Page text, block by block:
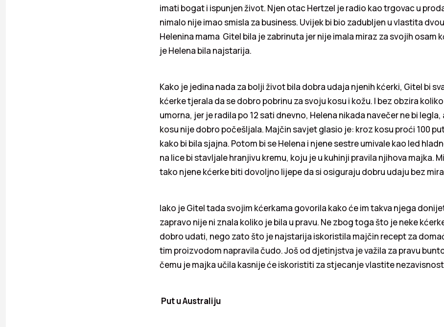
imati bogat i ispunjen život. Njen otac Hertzel je radio kao trgovac u
nimalo nije imao smisla za business. Uvijek bi bio zadubljen u vlastita
Helenina mama Gitel bila je zabrinuta jer nije imala miraz za svojih osam
je Helena bila najstarija.
Kako je jedina nada za bolji život bila dobra udaja njenih kćerki, Gitel bi
kćerke tjerala da se dobro pobrinu za svoju kosu i kožu. I bez obzira
umorna, jer je radila po 12 sati dnevno, Helena nikada navečer ne bi
kosu nije dobro počešljala. Majčin savjet glasio je: kroz kosu proći 100
kako bi bila sjajna. Potom bi se Helena i njene sestre umivale kao led
na lice bi stavljale hranjivu kremu, koju je u kuhinji pravila njihova majka.
tako njene kćerke biti dovoljno lijepe da si osiguraju dobru udaju bez
Iako je Gitel tada svojim kćerkama govorila kako će im takva njega
zapravo nije ni znala koliko je bila u pravu. Ne zbog toga što je neke
dobro udati, nego zato što je najstarija iskoristila majčin recept za
tim proizvodom napravila čudo. Još od djetinjstva je važila za pravu
čemu je majka učila kasnije će iskoristiti za stjecanje vlastite
Put u Australiju